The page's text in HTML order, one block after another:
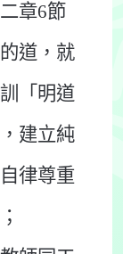
章6節
道，就
「明道
建立純
律尊重